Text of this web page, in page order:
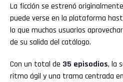
La ficción se estrenó
puede verse en la plataforma
lo que muchos usuarios
de su salida del catálogo.
Con un total de 35 episodios, la
ritmo ágil y una trama centrada